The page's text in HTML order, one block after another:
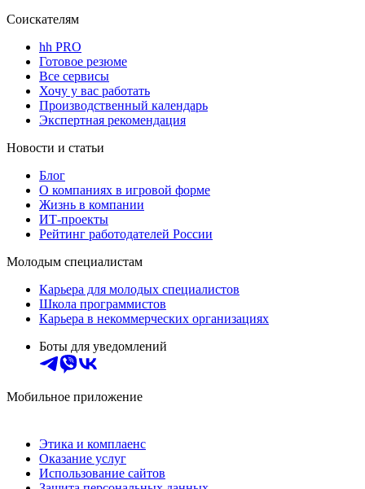
Соискателям
hh PRO
Готовое резюме
Все сервисы
Хочу у вас работать
Производственный календарь
Экспертная рекомендация
Новости и статьи
Блог
О компаниях в игровой форме
Жизнь в компании
ИТ-проекты
Рейтинг работодателей России
Молодым специалистам
Карьера для молодых специалистов
Школа программистов
Карьера в некоммерческих организациях
Боты для уведомлений
Мобильное приложение
Этика и комплаенс
Оказание услуг
Использование сайтов